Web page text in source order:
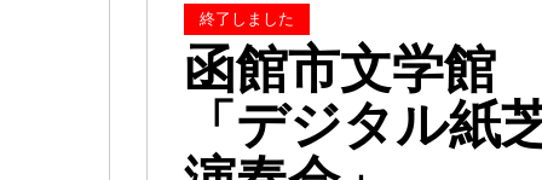
終了しました
函館市文学館
「デジタル紙